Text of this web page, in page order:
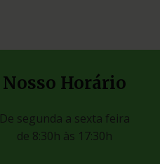
Nosso Horário
De segunda a sexta feira
de 8:30h às 17:30h